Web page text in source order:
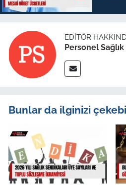
EDITÖR
Personel Sağlık
Bunlar da ilginizi